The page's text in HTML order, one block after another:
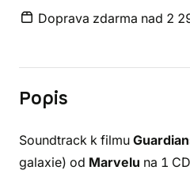
Doprava zdarma nad 2
Popis
Soundtrack k filmu
galaxie) od Marvelu na 1